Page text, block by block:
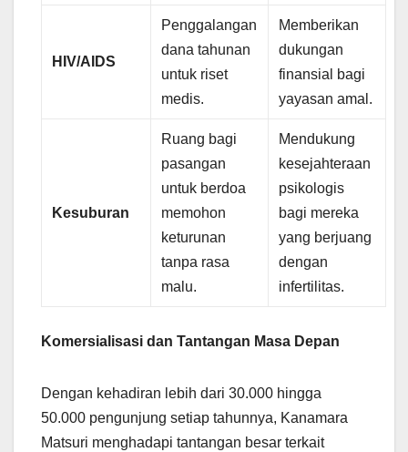
HIV/AIDS
Penggalangan
dana tahunan
untuk riset
medis.
Memberikan
dukungan
finansial bagi
yayasan amal.
Kesuburan
Ruang bagi
pasangan
untuk berdoa
memohon
keturunan
tanpa rasa
malu.
Mendukung
kesejahteraan
psikologis
bagi mereka
yang berjuang
dengan
infertilitas.
Komersialisasi dan Tantangan Masa Depan
Dengan kehadiran lebih dari 30.000 hingga
50.000 pengunjung setiap tahunnya, Kanamara
Matsuri menghadapi tantangan besar terkait